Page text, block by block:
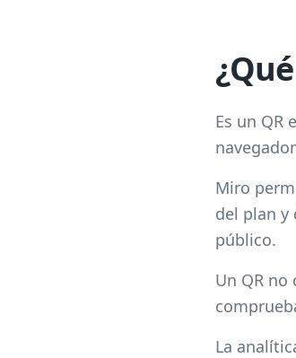
Es un QR
Miro
del plan y
público.
Un QR
La